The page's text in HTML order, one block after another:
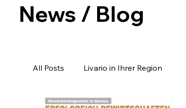
News / Blog
All Posts Livario in Ihrer Region